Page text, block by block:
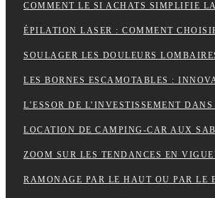
SOULAGER LES DOULEURS